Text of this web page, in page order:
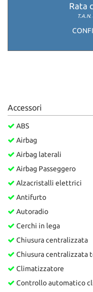
Rata
T.A.N.
Accessori
ABS
Airbag
Airbag laterali
Airbag Passeggero
Alzacristalli elettrici
Antifurto
Autoradio
Cerchi in lega
Chiusura centralizzata
Chiusura centralizzata
Climatizzatore
Controllo automatico